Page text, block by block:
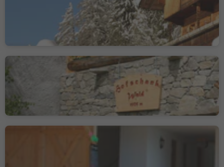
Wald
Naturno/Naturns, Naturns/Naturno, Meran/Merano and environs
Hofschank Brandhof